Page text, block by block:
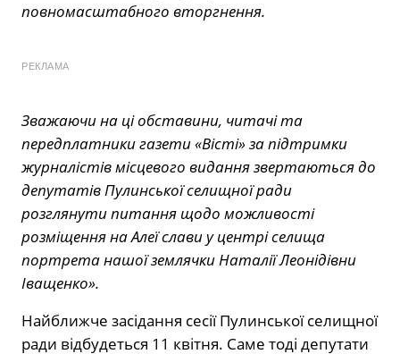
повномасштабного вторгнення.
РЕКЛАМА
Зважаючи на ці обставини, читачі та
передплатники газети «Вісті» за підтримки
журналістів місцевого видання звертаються до
депутатів Пулинської селищної ради
розглянути питання щодо можливості
розміщення на Алеї слави у центрі селища
портрета нашої землячки Наталії Леонідівни
Іващенко».
Найближче засідання сесії Пулинської селищної
ради відбудеться 11 квітня. Саме тоді депутати